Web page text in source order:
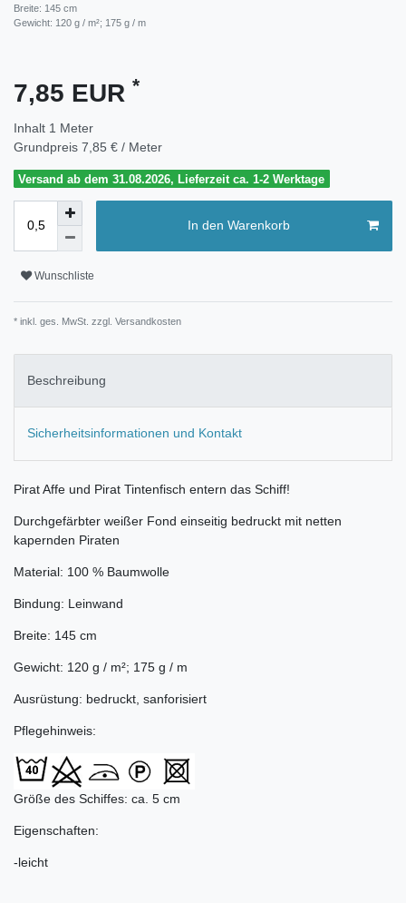
Breite: 145 cm
Gewicht: 120 g / m²; 175 g / m
7,85 EUR *
Inhalt 1 Meter
Grundpreis 7,85 € / Meter
Versand ab dem 31.08.2026, Lieferzeit ca. 1-2 Werktage
In den Warenkorb
Wunschliste
* inkl. ges. MwSt. zzgl. Versandkosten
Beschreibung
Sicherheitsinformationen und Kontakt
Pirat Affe und Pirat Tintenfisch entern das Schiff!
Durchgefärbter weißer Fond einseitig bedruckt mit netten
kapernden Piraten
Material: 100 % Baumwolle
Bindung: Leinwand
Breite: 145 cm
Gewicht: 120 g / m²; 175 g / m
Ausrüstung: bedruckt, sanforisiert
Pflegehinweis:
Größe des Schiffes: ca. 5 cm
Eigenschaften:
-leicht